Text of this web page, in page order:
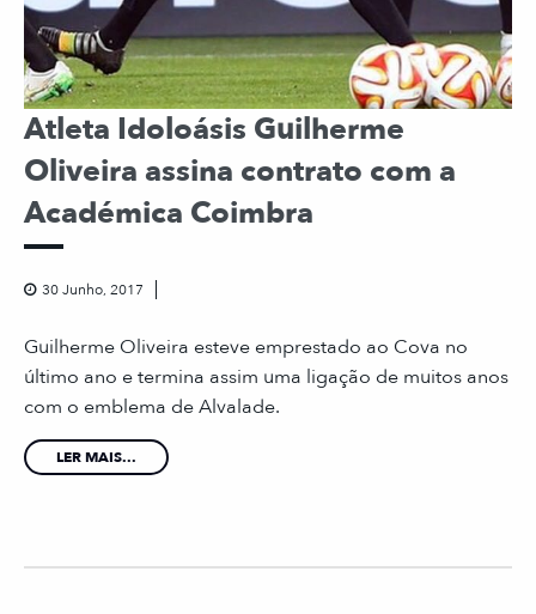
Atleta Idoloásis Guilherme
Oliveira assina contrato com a
Académica Coimbra
30 Junho, 2017
Guilherme Oliveira esteve emprestado ao Cova no
último ano e termina assim uma ligação de muitos anos
com o emblema de Alvalade.
LER MAIS...